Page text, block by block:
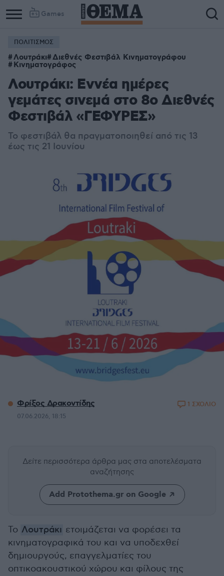
Games
ΠΟΛΙΤΙΣΜΟΣ
Λουτράκι Διεθνές Φεστιβάλ Κινηματογράφου
Κινηματογράφος
Λουτράκι: Εννέα ημέρες
γεμάτες σινεμά στο 8ο Διεθνές
Φεστιβάλ «ΓΕΦΥΡΕΣ»
Το φεστιβάλ θα πραγματοποιηθεί από τις 13
έως τις 21 Ιουνίου
Φρίξος Δρακοντίδης
07.06.2026, 18:15
1 ΣΧΟΛΙΟ
Δείτε περισσότερα άρθρα μας στα αποτελέσματα
αναζήτησης
Add Protothema.gr on Google
Το Λουτράκι ετοιμάζεται να φορέσει τα
κινηματογραφικά του και να υποδεχθεί
δημιουργούς, επαγγελματίες του
οπτικοακουστικού χώρου και φίλους της